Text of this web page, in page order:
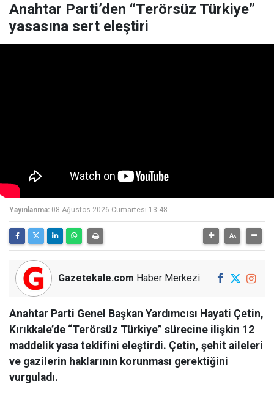
Anahtar Parti’den “Terörsüz Türkiye”
yasasına sert eleştiri
Yayınlanma: 08 Ağustos 2026 Cumartesi 13:48
Gazetekale.com Haber Merkezi
Anahtar Parti Genel Başkan Yardımcısı Hayati Çetin,
Kırıkkale’de “Terörsüz Türkiye” sürecine ilişkin 12
maddelik yasa teklifini eleştirdi. Çetin, şehit aileleri
ve gazilerin haklarının korunması gerektiğini
vurguladı.